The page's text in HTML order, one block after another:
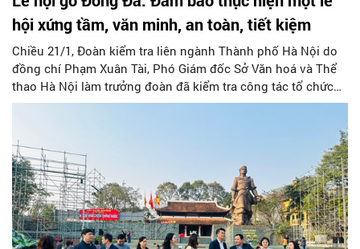
hội xứng tầm, văn minh, an toàn, tiết kiệm
Chiều 21/1, Đoàn kiểm tra liên ngành Thành phố Hà Nội do
đồng chí Phạm Xuân Tài, Phó Giám đốc Sở Văn hoá và Thể
thao Hà Nội làm trưởng đoàn đã kiểm tra công tác tổ chức
Lễ hội kỷ niệm 236 năm chiến thắng Ngọc Hồi - Đống Đa (lễ